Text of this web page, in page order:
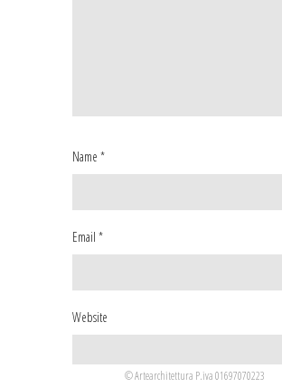
Name *
Email *
Website
© Artearchitettura P.iva 01697070223